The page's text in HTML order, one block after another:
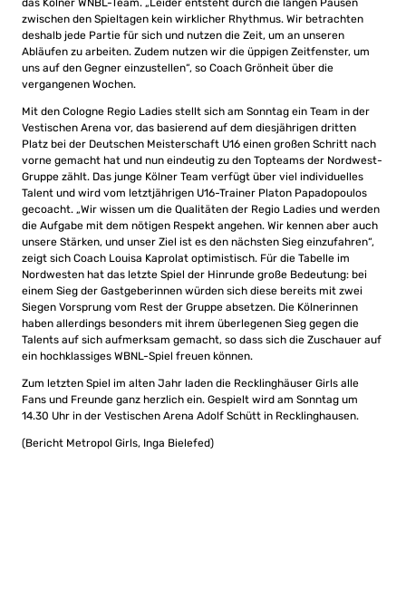
das Kölner WNBL-Team. „Leider entsteht durch die langen Pausen
zwischen den Spieltagen kein wirklicher Rhythmus. Wir betrachten
deshalb jede Partie für sich und nutzen die Zeit, um an unseren
Abläufen zu arbeiten. Zudem nutzen wir die üppigen Zeitfenster, um
uns auf den Gegner einzustellen“, so Coach Grönheit über die
vergangenen Wochen.
Mit den Cologne Regio Ladies stellt sich am Sonntag ein Team in der
Vestischen Arena vor, das basierend auf dem diesjährigen dritten
Platz bei der Deutschen Meisterschaft U16 einen großen Schritt nach
vorne gemacht hat und nun eindeutig zu den Topteams der Nordwest-
Gruppe zählt. Das junge Kölner Team verfügt über viel individuelles
Talent und wird vom letztjährigen U16-Trainer Platon Papadopoulos
gecoacht. „Wir wissen um die Qualitäten der Regio Ladies und werden
die Aufgabe mit dem nötigen Respekt angehen. Wir kennen aber auch
unsere Stärken, und unser Ziel ist es den nächsten Sieg einzufahren“,
zeigt sich Coach Louisa Kaprolat optimistisch. Für die Tabelle im
Nordwesten hat das letzte Spiel der Hinrunde große Bedeutung: bei
einem Sieg der Gastgeberinnen würden sich diese bereits mit zwei
Siegen Vorsprung vom Rest der Gruppe absetzen. Die Kölnerinnen
haben allerdings besonders mit ihrem überlegenen Sieg gegen die
Talents auf sich aufmerksam gemacht, so dass sich die Zuschauer auf
ein hochklassiges WBNL-Spiel freuen können.
Zum letzten Spiel im alten Jahr laden die Recklinghäuser Girls alle
Fans und Freunde ganz herzlich ein. Gespielt wird am Sonntag um
14.30 Uhr in der Vestischen Arena Adolf Schütt in Recklinghausen.
(Bericht Metropol Girls, Inga Bielefed)